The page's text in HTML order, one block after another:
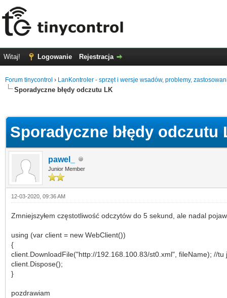
Witaj! Logowanie Rejestracja
Forum tinycontrol › LanKontroler - sprzęt i wersje wsadów, problemy,
Sporadyczne błędy odczutu LK
Sporadyczne błędy odczutu
pawel_
Junior Member
12-03-2020, 09:36 AM
Zmniejszyłem częstotliwość odczytów do 5 sekund, ale nadal
using (var client = new WebClient())
{
client.DownloadFile("http://192.168.100.83/st0.xml", fileName); //tu
client.Dispose();
}
pozdrawiam